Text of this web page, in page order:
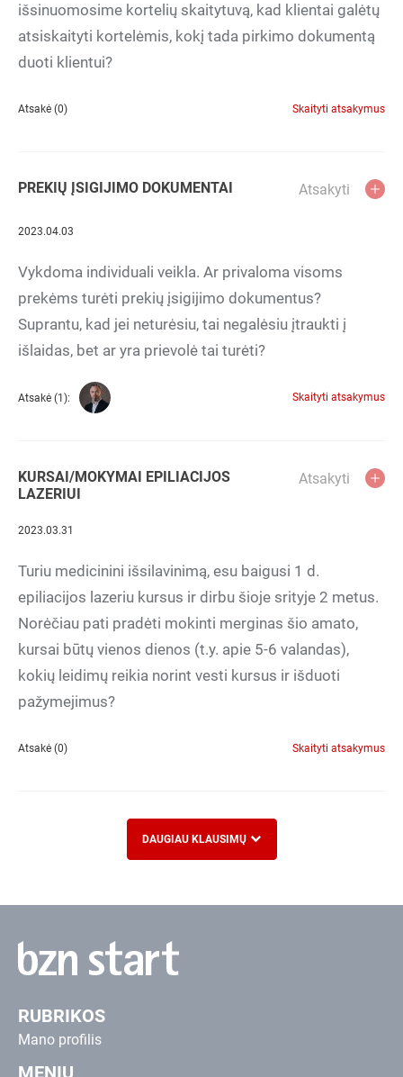
išsinuomosime kortelių skaitytuvą, kad klientai galėtų
atsiskaityti kortelėmis, kokį tada pirkimo dokumentą
duoti klientui?
Atsakė (0) Skaityti atsakymus
PREKIŲ ĮSIGIJIMO DOKUMENTAI Atsakyti
2023.04.03
Vykdoma individuali veikla. Ar privaloma visoms
prekėms turėti prekių įsigijimo dokumentus?
Suprantu, kad jei neturėsiu, tai negalėsiu įtraukti į
išlaidas, bet ar yra prievolė tai turėti?
Atsakė (1): Skaityti atsakymus
KURSAI/MOKYMAI EPILIACIJOS
LAZERIUI
Atsakyti
2023.03.31
Turiu medicinini išsilavinimą, esu baigusi 1 d.
epiliacijos lazeriu kursus ir dirbu šioje srityje 2 metus.
Norėčiau pati pradėti mokinti merginas šio amato,
kursai būtų vienos dienos (t.y. apie 5-6 valandas),
kokių leidimų reikia norint vesti kursus ir išduoti
pažymejimus?
Atsakė (0) Skaityti atsakymus
DAUGIAU KLAUSIMŲ
RUBRIKOS
Mano profilis
MENIU